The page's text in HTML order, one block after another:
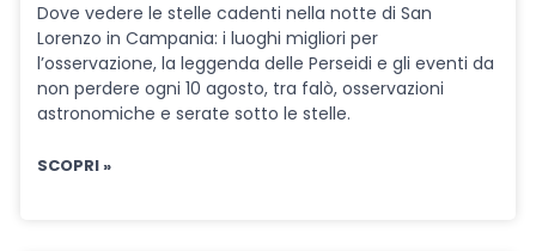
Dove vedere le stelle cadenti nella notte di San
Lorenzo in Campania: i luoghi migliori per
l’osservazione, la leggenda delle Perseidi e gli eventi da
non perdere ogni 10 agosto, tra falò, osservazioni
astronomiche e serate sotto le stelle.
SCOPRI »